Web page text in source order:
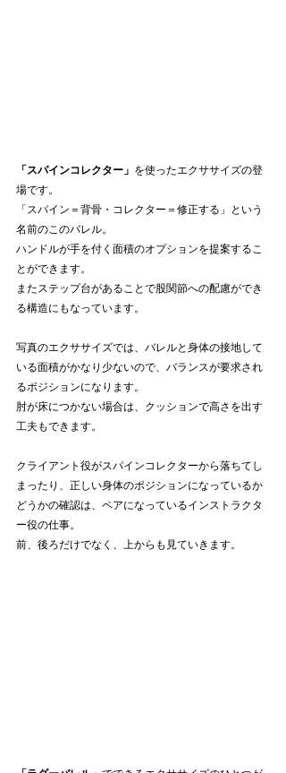
「スパインコレクター」 を使ったエクササイズの登
場です。
「スパイン＝背骨・コレクター＝修正する」という
名前のこのバレル。
ハンドルが手を付く面積のオプションを提案するこ
とができます。
またステップ台があることで股関節への配慮ができ
る構造にもなっています。
写真のエクササイズでは、バレルと身体の接地して
いる面積がかなり少ないので、バランスが要求され
るポジションになります。
肘が床につかない場合は、クッションで高さを出す
工夫もできます。
クライアント役がスパインコレクターから落ちてし
まったり、正しい身体のポジションになっているか
どうかの確認は、ペアになっているインストラクタ
ー役の仕事。
前、後ろだけでなく、上からも見ていきます。